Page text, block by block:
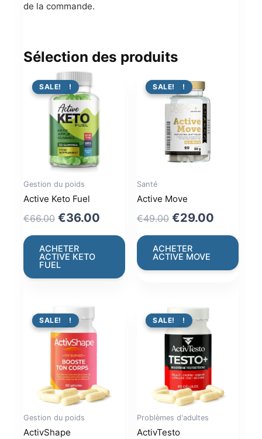
de la commande.
Sélection des produits
PROMO !
SALE!
Gestion du poids
Active Keto Fuel
€66.00 Original
price
was:
€66.00.
€36.00 Current
price
€36.00.
ACHETER
ACTIVE KETO
FUEL
PROMO !
SALE!
Santé
Active Move
€49.00 Original
price
was:
€49.00.
€29.00
price
€29.00.
ACHETER
ACTIVE MOVE
PROMO !
SALE!
Gestion du poids
ActivShape
PROMO !
SALE!
Problèmes d'adultes
ActivTesto